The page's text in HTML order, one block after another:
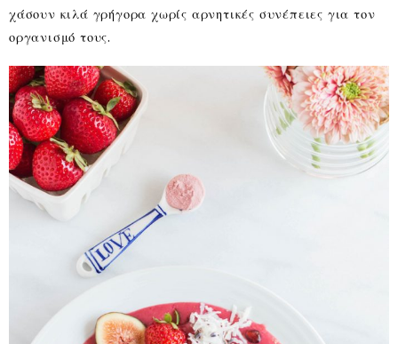
χάσουν κιλά γρήγορα χωρίς αρνητικές συνέπειες για τον
οργανισμό τους.